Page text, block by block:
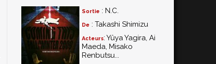
Sortie : N.C.
De : Takashi Shimizu
Acteurs: Yûya Yagira, Ai
Maeda, Misako
Renbutsu...